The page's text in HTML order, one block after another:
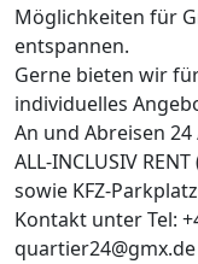
Möglichkeiten für
entspannen.
Gerne bieten wir
individuelles
An und Abreisen
ALL-INCLUSIV
sowie KFZ-
Kontakt unter Tel:
quartier24@gmx.de